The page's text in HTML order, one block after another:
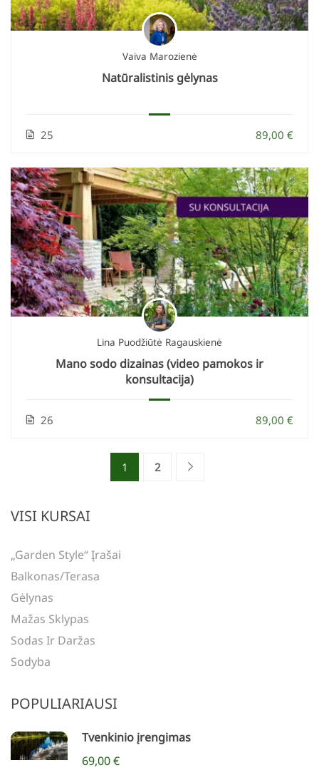
Vaiva Marozienė
Natūralistinis gėlynas
25 89,00 €
Lina Puodžiūtė Ragauskienė
Mano sodo dizainas (video pamokos ir
konsultacija)
26 89,00 €
1 2
VISI KURSAI
„Garden Style“ Įrašai
Balkonas/terasa
Gėlynas
Mažas Sklypas
Sodas Ir Daržas
Sodyba
POPULIARIAUSI
Tvenkinio įrengimas
69,00 €